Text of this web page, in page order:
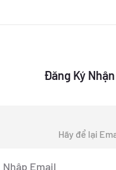
Đăng Ký
Hãy để lại